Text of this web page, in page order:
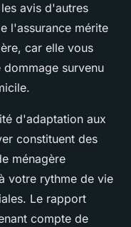
avis d'autres
l'assurance mérite
car elle vous
survenu
d'adaptation aux
constituent des
ménagère
votre rythme de vie
Le rapport
compte de